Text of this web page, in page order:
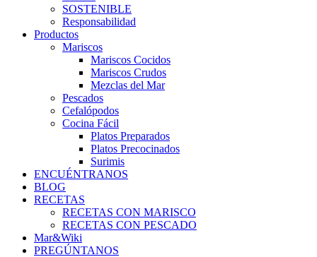
SOSTENIBLE
Responsabilidad
Productos
Mariscos
Mariscos Cocidos
Mariscos Crudos
Mezclas del Mar
Pescados
Cefalópodos
Cocina Fácil
Platos Preparados
Platos Precocinados
Surimis
ENCUÉNTRANOS
BLOG
RECETAS
RECETAS CON MARISCO
RECETAS CON PESCADO
Mar&Wiki
PREGÚNTANOS